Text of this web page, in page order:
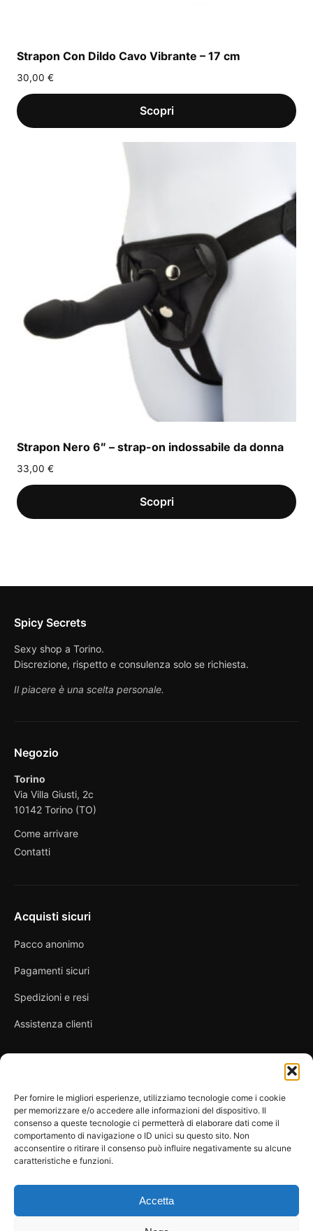
Per fornire le migliori esperienze, utilizziamo tecnologie come i cookie
per memorizzare e/o accedere alle informazioni del dispositivo. Il
consenso a queste tecnologie ci permetterà di elaborare dati come il
comportamento di navigazione o ID unici su questo sito. Non
acconsentire o ritirare il consenso può influire negativamente su alcune
caratteristiche e funzioni.
Accetta
Strapon Con Dildo Cavo Vibrante – 17 cm
30,00 €
Strapon Nero 6″ – strap-on indossabile da donna
33,00 €
Spicy Secrets
Sexy shop a Torino.
Discrezione, rispetto e consulenza solo se richiesta.
Il piacere è una scelta personale.
Negozio
Torino
Via Villa Giusti, 2c
10142 Torino (TO)
Come arrivare
Contatti
Acquisti sicuri
Pacco anonimo
Pagamenti sicuri
Spedizioni e resi
Assistenza clienti
Privacy Policy
Condizioni di vendita